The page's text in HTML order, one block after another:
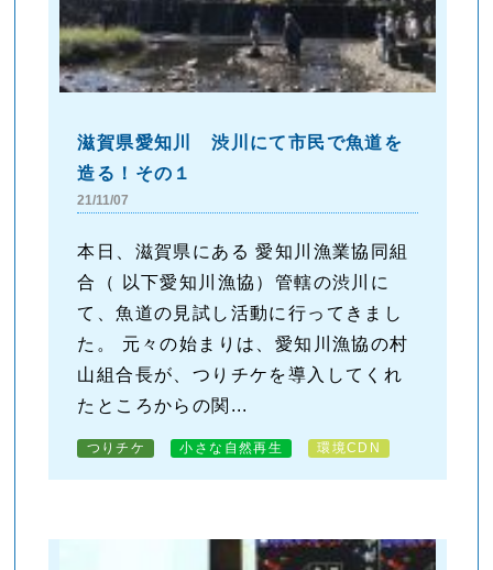
滋賀県愛知川 渋川にて市民で魚道を
造る！その１
21/11/07
本日、滋賀県にある 愛知川漁業協同組
合（ 以下愛知川漁協）管轄の渋川に
て、魚道の見試し活動に行ってきまし
た。 元々の始まりは、愛知川漁協の村
山組合長が、つりチケを導入してくれ
たところからの関...
つりチケ 小さな自然再生 環境CDN